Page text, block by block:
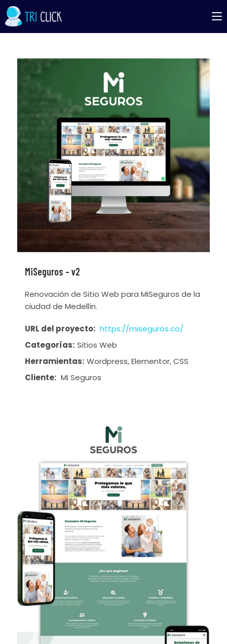
MiSeguros – v2
Renovación de Sitio Web para MiSeguros de la
ciudad de Medellín.
URL del proyecto: https://miseguros.co/
Categorías: Sitios Web
Herramientas: Wordpress, Elementor, CSS
Cliente: Mi Seguros